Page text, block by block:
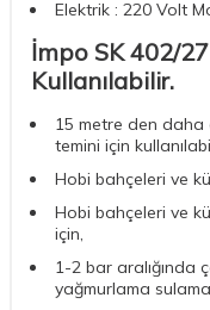
Elektrik : 220 Volt
İmpo SK 402/
Kullanılabilir.
15 metre den
temini için
Hobi bahçeleri ve
Hobi bahçeleri ve
için,
1-2 bar aralığında
yağmurlama